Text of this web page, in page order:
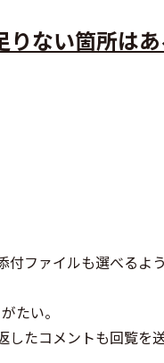
ない箇所はあ
ファイルも選べるよう
たい。
したコメントも回覧